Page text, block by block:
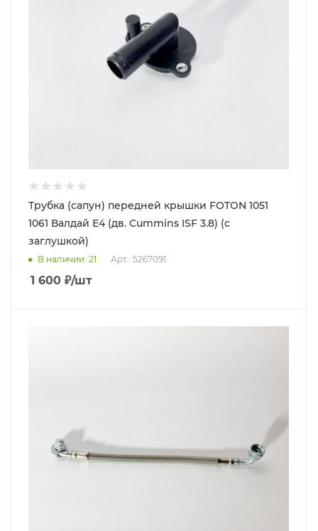
Трубка (сапун) передней крышки FOTON 1051
1061 Валдай Е4 (дв. Cummins ISF 3.8) (с
заглушкой)
В наличии: 21 Арт.: 5267091
1 600 ₽/шт